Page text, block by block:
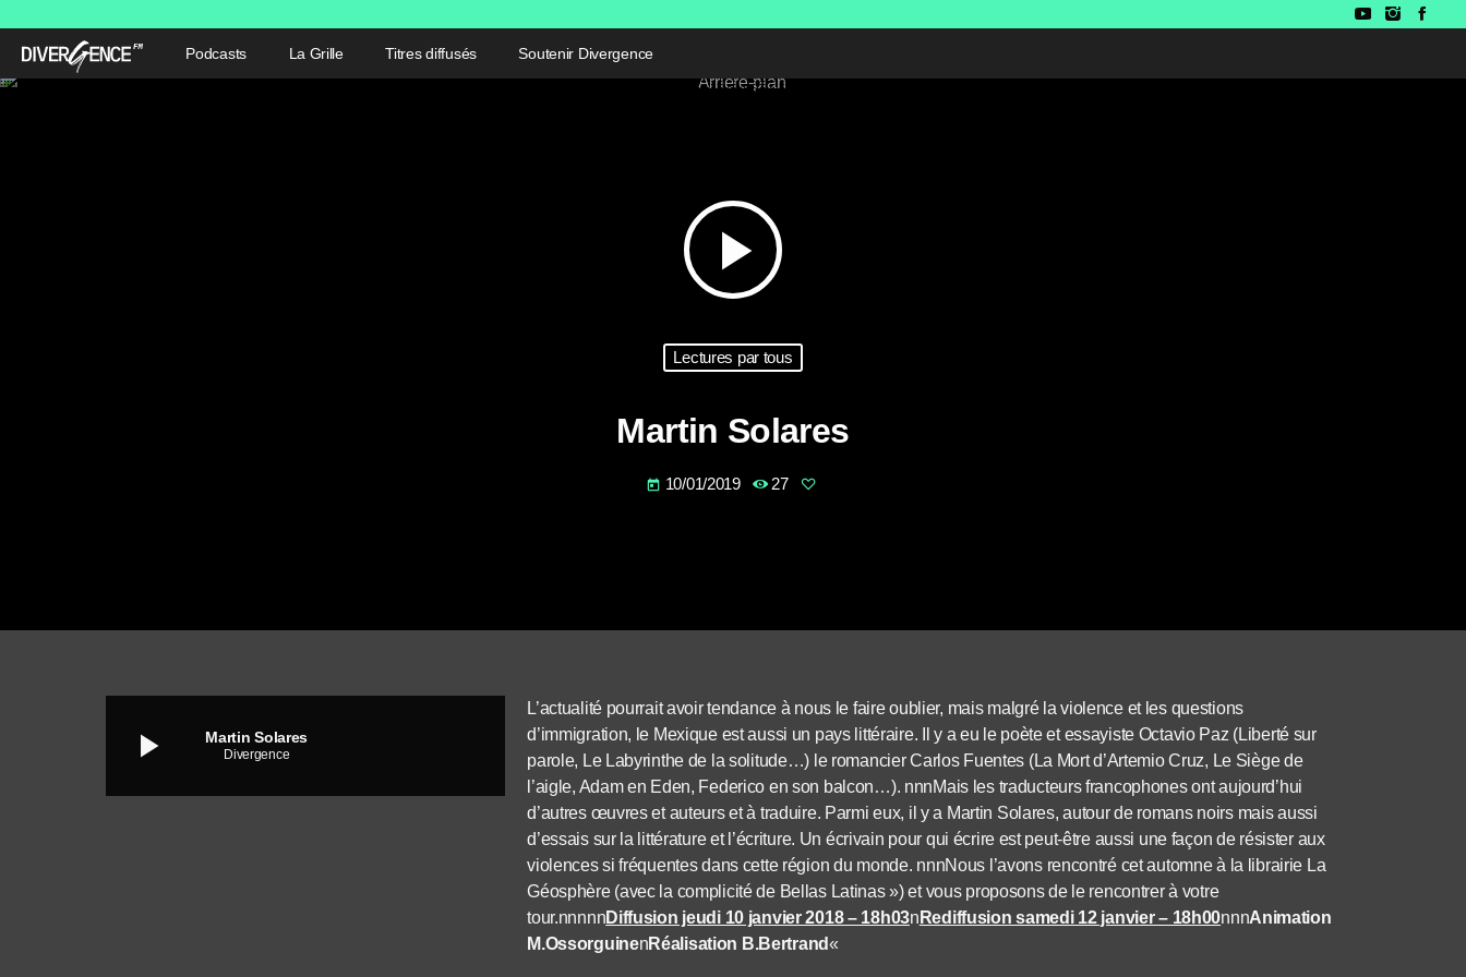
Podcasts La Grille Titres diffusés Soutenir Divergence
play_arrow
Lectures par tous
Martin Solares
today 10/01/2019 27
play_arrow Martin Solares
Divergence
L’actualité pourrait avoir tendance à nous le faire oublier, mais malgré la violence et les questions
d’immigration, le Mexique est aussi un pays littéraire. Il y a eu le poète et essayiste Octavio Paz (Liberté sur
parole, Le Labyrinthe de la solitude…) le romancier Carlos Fuentes (La Mort d’Artemio Cruz, Le Siège de
l’aigle, Adam en Eden, Federico en son balcon…). nnnMais les traducteurs francophones ont aujourd’hui
d’autres œuvres et auteurs et à traduire. Parmi eux, il y a Martin Solares, autour de romans noirs mais aussi
d’essais sur la littérature et l’écriture. Un écrivain pour qui écrire est peut-être aussi une façon de résister aux
violences si fréquentes dans cette région du monde. nnnNous l’avons rencontré cet automne à la librairie La
Géosphère (avec la complicité de Bellas Latinas ») et vous proposons de le rencontrer à votre
tour.nnnnnDiffusion jeudi 10 janvier 2018 – 18h03n Rediffusion samedi 12 janvier – 18h00nnnAnimation
M.OssorguinenRéalisation B.Bertrand«